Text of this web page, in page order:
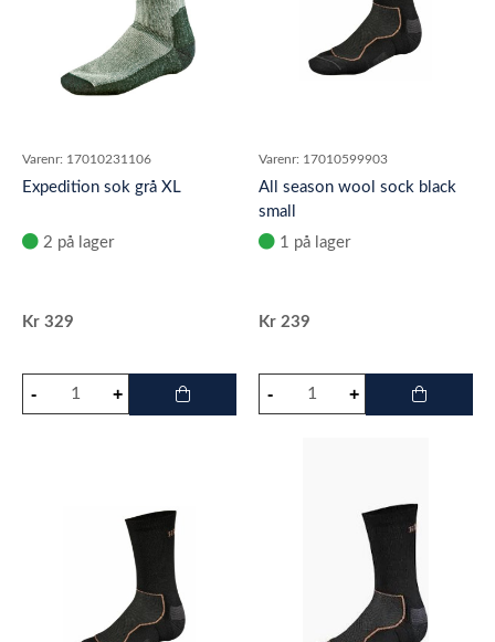
Varenr: 17010231106
Expedition sok grå XL
2 på lager
Kr 329
Varenr: 17010599903
All season wool sock black
small
1 på lager
Kr 239